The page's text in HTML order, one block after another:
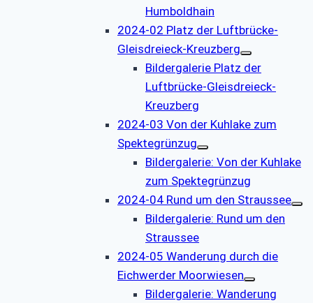
Humboldhain
2024-02 Platz der Luftbrücke-
Gleisdreieck-Kreuzberg
Bildergalerie Platz der
Luftbrücke-Gleisdreieck-
Kreuzberg
2024-03 Von der Kuhlake zum
Spektegrünzug
Bildergalerie: Von der Kuhlake
zum Spektegrünzug
2024-04 Rund um den Straussee
Bildergalerie: Rund um den
Straussee
2024-05 Wanderung durch die
Eichwerder Moorwiesen
Bildergalerie: Wanderung